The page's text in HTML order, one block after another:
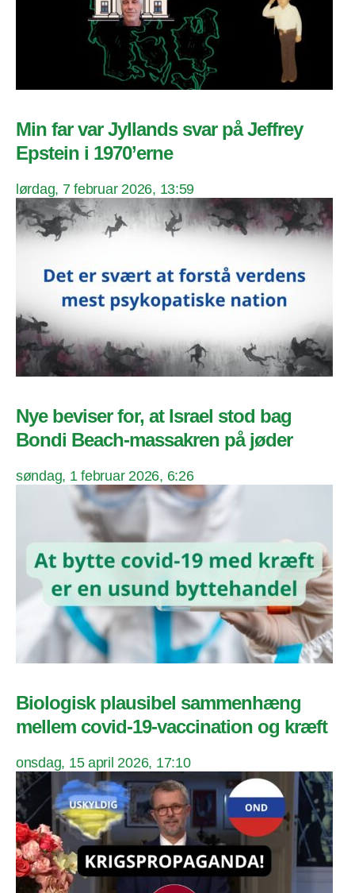
Min far var Jyllands svar på Jeffrey
Epstein i 1970’erne
lørdag, 7 februar 2026, 13:59
Nye beviser for, at Israel stod bag
Bondi Beach-massakren på jøder
søndag, 1 februar 2026, 6:26
Biologisk plausibel sammenhæng
mellem covid-19-vaccination og kræft
onsdag, 15 april 2026, 17:10